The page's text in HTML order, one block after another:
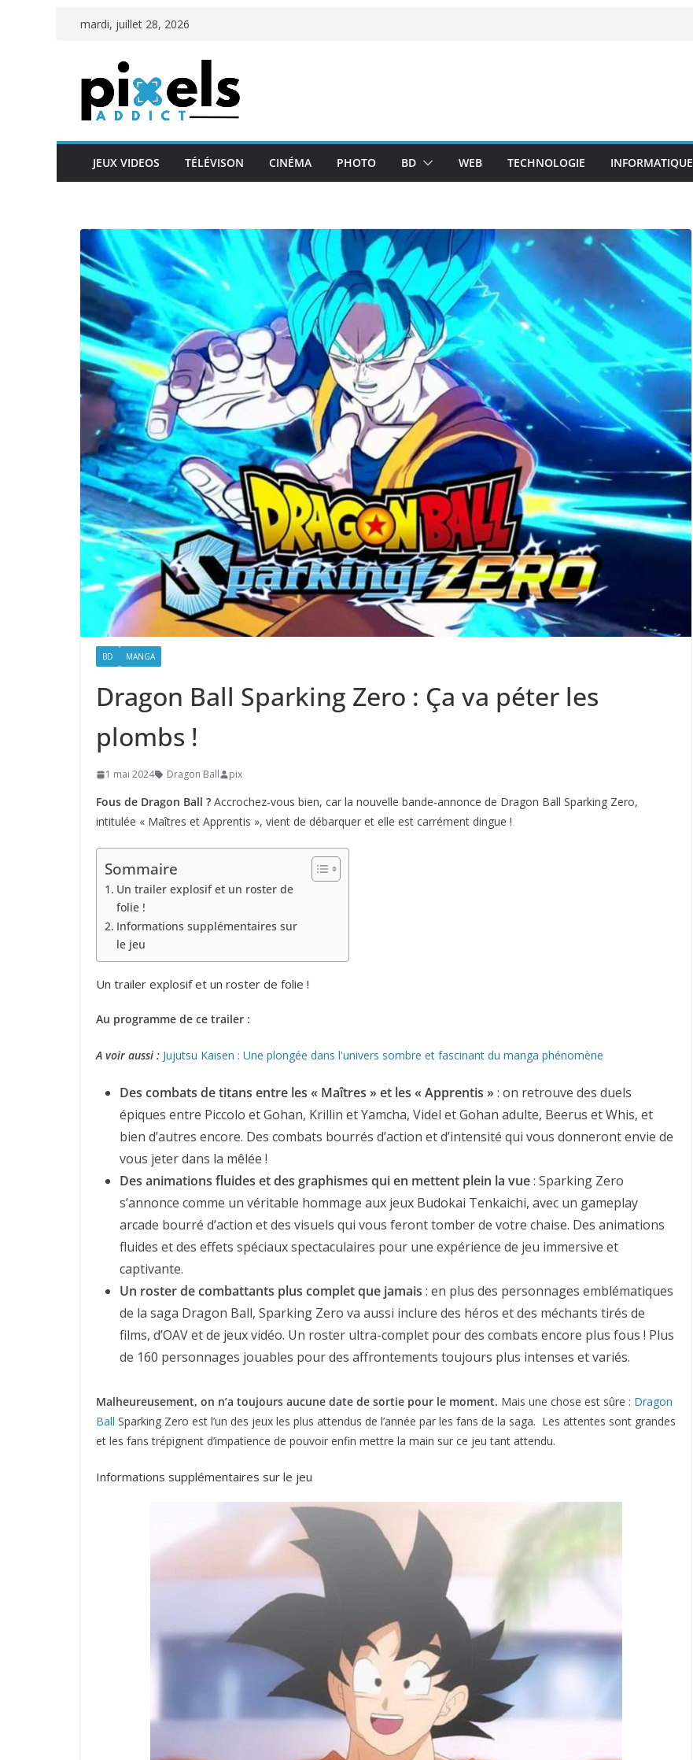
Passermardi, juillet 28, 2026
JEUX VIDEOS TÉLÉVISON CINÉMA PHOTO BD WEB TECHNOLOGIE INFORMATIQUE
BD MANGA
Dragon Ball Sparking Zero : Ça va péter les
plombs !
1 mai 2024 Dragon Ball pix
Fous de Dragon Ball ? Accrochez-vous bien, car la nouvelle bande-annonce de Dragon Ball Sparking Zero,
intitulée « Maîtres et Apprentis », vient de débarquer et elle est carrément dingue !
Sommaire
Un trailer explosif et un roster de
folie !
Informations supplémentaires sur
le jeu
Un trailer explosif et un roster de folie !
Au programme de ce trailer :
A voir aussi : Jujutsu Kaisen : Une plongée dans l'univers sombre et fascinant du manga phénomène
Des combats de titans entre les « Maîtres » et les « Apprentis »: on retrouve des duels
épiques entre Piccolo et Gohan, Krillin et Yamcha, Videl et Gohan adulte, Beerus et Whis, et
bien d’autres encore. Des combats bourrés d’action et d’intensité qui vous donneront envie de
vous jeter dans la mêlée !
Des animations fluides et des graphismes qui en mettent plein la vue: Sparking Zero
s’annonce comme un véritable hommage aux jeux Budokai Tenkaichi, avec un gameplay
arcade bourré d’action et des visuels qui vous feront tomber de votre chaise. Des animations
fluides et des effets spéciaux spectaculaires pour une expérience de jeu immersive et
captivante.
Un roster de combattants plus complet que jamais : en plus des personnages emblématiques
de la saga Dragon Ball, Sparking Zero va aussi inclure des héros et des méchants tirés de
films, d’OAV et de jeux vidéo. Un roster ultra-complet pour des combats encore plus fous ! Plus
de 160 personnages jouables pour des affrontements toujours plus intenses et variés.
Malheureusement, on n’a toujours aucune date de sortie pour le moment. Mais une chose est sûre : Dragon
Ball Sparking Zero est l’un des jeux les plus attendus de l’année par les fans de la saga. ️ Les attentes sont grandes
et les fans trépignent d’impatience de pouvoir enfin mettre la main sur ce jeu tant attendu.
Informations supplémentaires sur le jeu